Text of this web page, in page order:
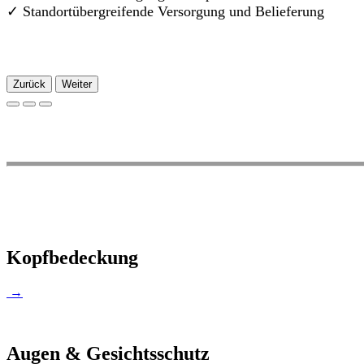
✓ Standortübergreifende Versorgung und Belieferung
Zurück Weiter
Kopfbedeckung
→
Augen & Gesichtsschutz